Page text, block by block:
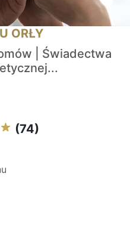
ORŁY
| Świadectwa
(74)